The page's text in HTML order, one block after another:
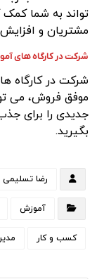
تواند به شما
مشتریان و
شرکت در کارگاه های
شرکت در کارگاه
موفق فروش، می
جدیدی را برای
بگیرید.
رضا تسلیمی
آموزش
کسب و کار